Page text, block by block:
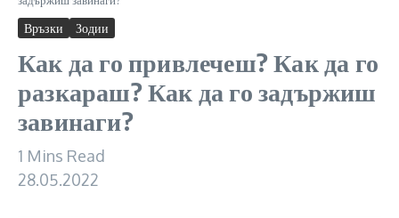
Връзки Зодии
Как да го привлечеш? Как да го
разкараш? Как да го задържиш
завинаги?
1 Mins Read
28.05.2022